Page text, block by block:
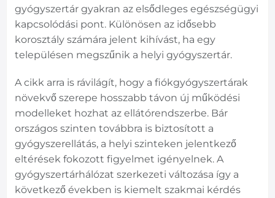
gyógyszertár gyakran az elsődleges egészségügyi
kapcsolódási pont. Különösen az idősebb
korosztály számára jelent kihívást, ha egy
településen megszűnik a helyi gyógyszertár.
A cikk arra is rávilágít, hogy a fiókgyógyszertárak
növekvő szerepe hosszabb távon új működési
modelleket hozhat az ellátórendszerbe. Bár
országos szinten továbbra is biztosított a
gyógyszerellátás, a helyi szinteken jelentkező
eltérések fokozott figyelmet igényelnek. A
gyógyszertárhálózat szerkezeti változása így a
következő években is kiemelt szakmai kérdés